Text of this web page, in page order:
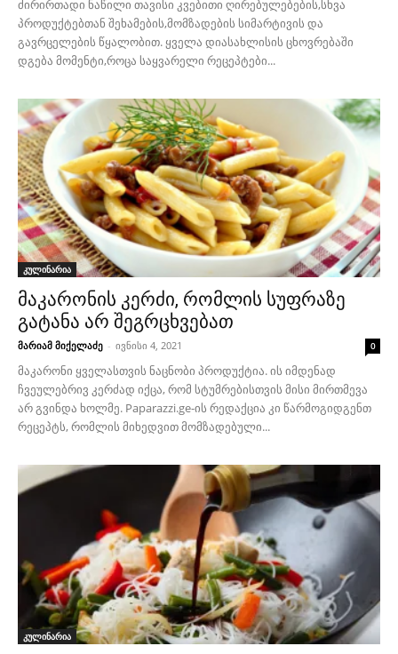
ძირირთადი ნაწილი თავისი კვებითი ღირებულებების,სხვა
პროდუქტებთან შეხამების,მომზადების სიმარტივის და
გავრცელების წყალობით. ყველა დიასახლისის ცხოვრებაში
დგება მომენტი,როცა საყვარელი რეცეპტები...
კულინარია
მაკარონის კერძი, რომლის სუფრაზე
გატანა არ შეგრცხვებათ
მარიამ მიქელაძე - ივნისი 4, 2021 0
მაკარონი ყველასთვის ნაცნობი პროდუქტია. ის იმდენად
ჩვეულებრივ კერძად იქცა, რომ სტუმრებისთვის მისი მირთმევა
არ გვინდა ხოლმე. Paparazzi.ge-ის რედაქცია კი წარმოგიდგენთ
რეცეპტს, რომლის მიხედვით მომზადებული...
კულინარია